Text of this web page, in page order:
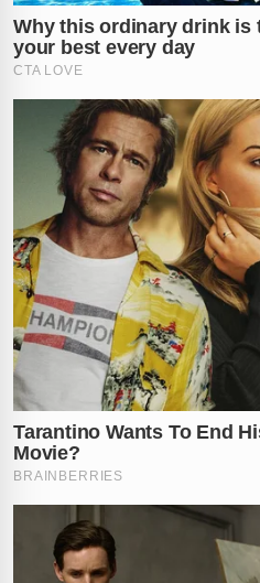
RECOMENDADOPARA VOCÊ